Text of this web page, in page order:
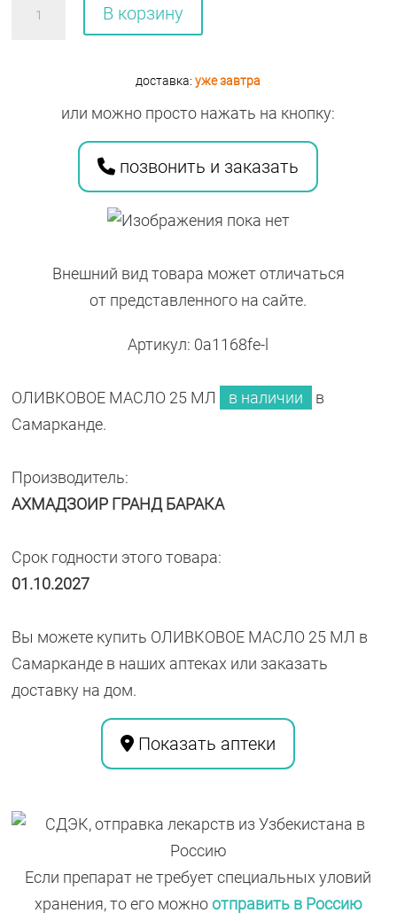
В корзину
доставка:уже завтра
или можно просто нажать на кнопку:
позвонить и заказать
Внешний вид товара может отличаться
от представленного на сайте.
Артикул: 0a1168fe-l
ОЛИВКОВОЕ МАСЛО 25 МЛ в наличии
в
Самарканде.
Производитель:
АХМАДЗОИР ГРАНД БАРАКА
Срок годности этого товара:
01.10.2027
Вы можете купить ОЛИВКОВОЕ МАСЛО 25 МЛ в
Самарканде в наших аптеках или заказать
доставку на дом.
Показать аптеки
Если препарат не требует специальных уловий
хранения, то его можноотправить в Россию